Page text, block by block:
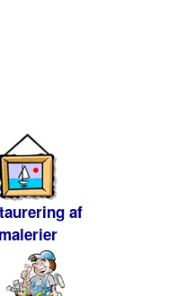
af
malerier